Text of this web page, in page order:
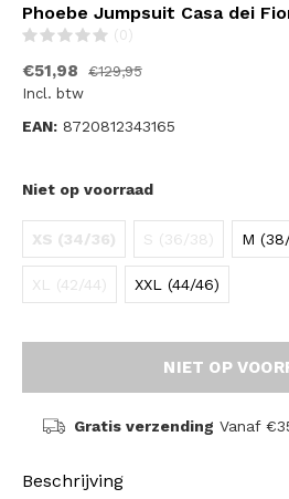
Phoebe Jumpsuit Casa dei
(0)
€51,98
€129,95
Incl. btw
EAN: 8720812343165
Niet op voorraad
XS (34/36) S (36/38) M
XL (42/44) XXL (44/46)
NIET OP
Gratis verzending Vanaf
Beschrijving